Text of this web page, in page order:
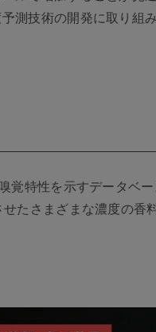
測技術の開発に取り組み
特性を示すデータベ
たさまざまな濃度の香